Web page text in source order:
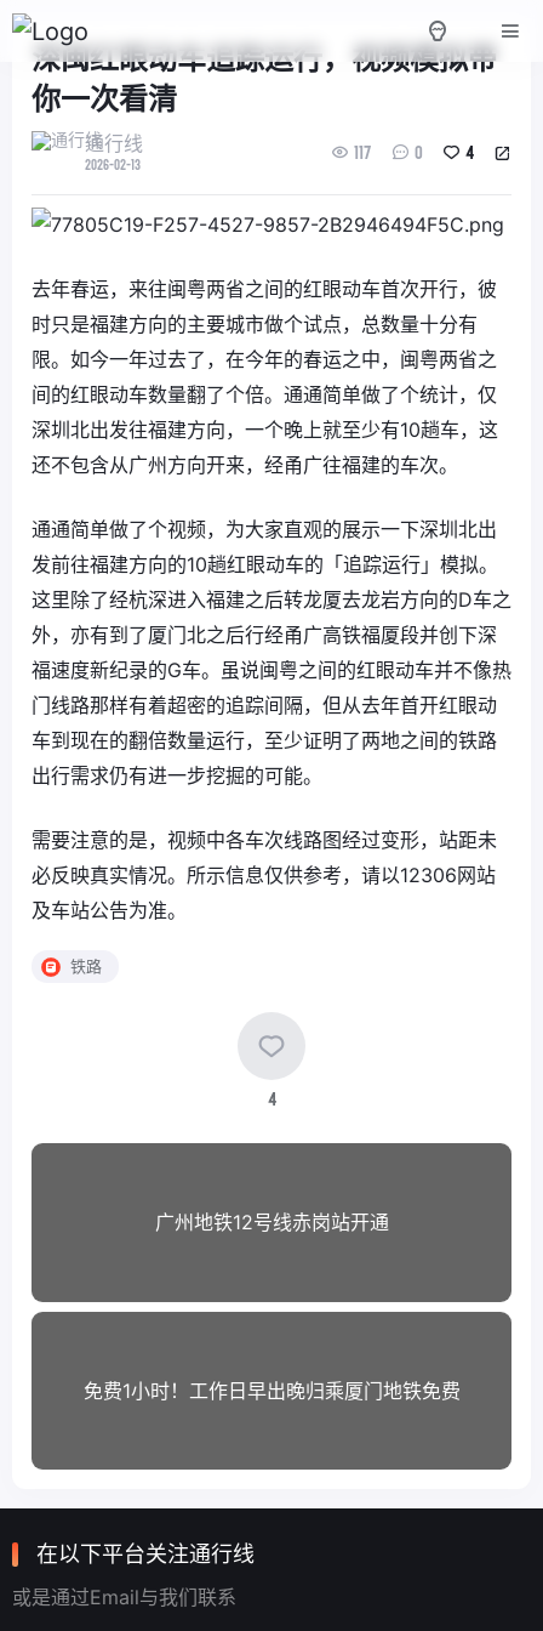
深闽红眼动车追踪运行，视频模拟带
你一次看清
通行线
2026-02-13
117 0 4
去年春运，来往闽粤两省之间的红眼动车首次开行，彼
时只是福建方向的主要城市做个试点，总数量十分有
限。如今一年过去了，在今年的春运之中，闽粤两省之
间的红眼动车数量翻了个倍。通通简单做了个统计，仅
深圳北出发往福建方向，一个晚上就至少有10趟车，这
还不包含从广州方向开来，经甬广往福建的车次。
通通简单做了个视频，为大家直观的展示一下深圳北出
发前往福建方向的10趟红眼动车的「追踪运行」模拟。
这里除了经杭深进入福建之后转龙厦去龙岩方向的D车之
外，亦有到了厦门北之后行经甬广高铁福厦段并创下深
福速度新纪录的G车。虽说闽粤之间的红眼动车并不像热
门线路那样有着超密的追踪间隔，但从去年首开红眼动
车到现在的翻倍数量运行，至少证明了两地之间的铁路
出行需求仍有进一步挖掘的可能。
需要注意的是，视频中各车次线路图经过变形，站距未
必反映真实情况。所示信息仅供参考，请以12306网站
及车站公告为准。
铁路
4
广州地铁12号线赤岗站开通
免费1小时！工作日早出晚归乘厦门地铁免费
在以下平台关注通行线
或是通过Email与我们联系